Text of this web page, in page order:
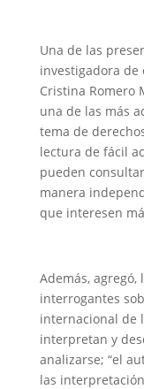
Una de las
investigadora de
Cristina Romero
una de las más
tema de
lectura de fácil
pueden
manera
que interesen
Además,
interrogantes
internacional de
interpretan y
analizarse; “el
las